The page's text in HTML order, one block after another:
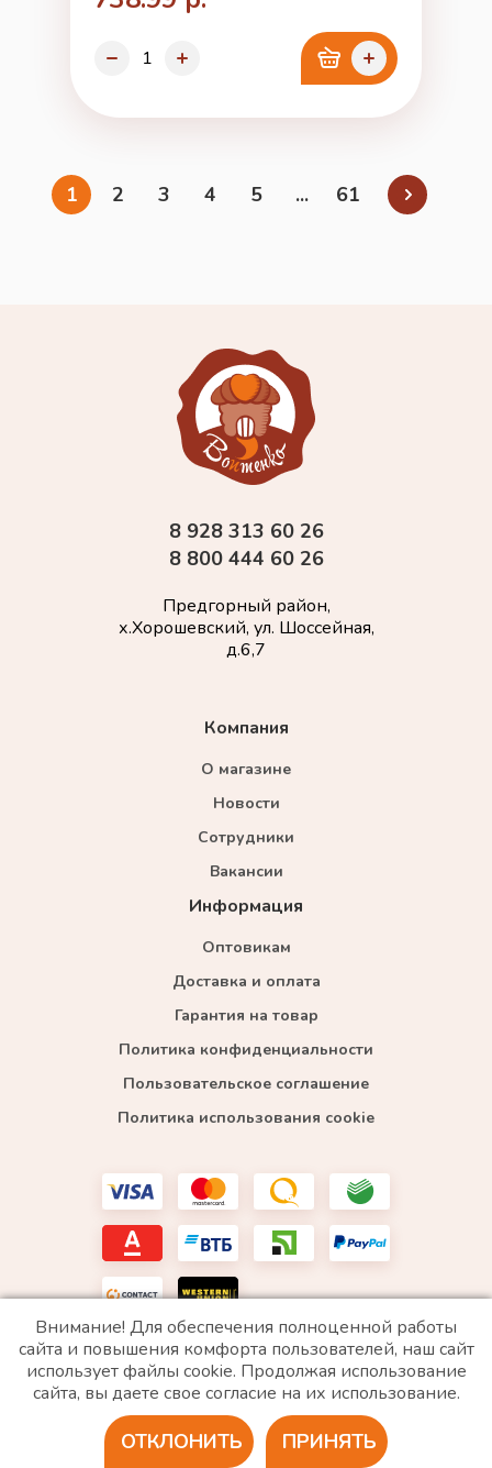
1 2 3 4 5 ... 61
Компания
О магазине
Новости
Сотрудники
Вакансии
Информация
Оптовикам
Доставка и оплата
Гарантия на товар
Политика конфиденциальности
Пользовательское соглашение
Политика использования cookie
8 928 313 60 26
8 800 444 60 26
Предгорный район,
х.Хорошевский, ул. Шоссейная,
д.6,7
*WhatsApp принадлежит компании Meta, которая признана экстремистской и запрещена в
РФ
2020 © Все права защищены. ИП «Войтенко»
Разработка сайта
Внимание! Для обеспечения полноценной работы
сайта и повышения комфорта пользователей, наш сайт
использует файлы cookie. Продолжая использование
сайта, вы даете свое согласие на их использование.
ПРИНЯТЬ
ОТКЛОНИТЬ